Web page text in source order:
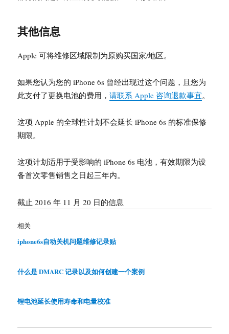
其他信息
Apple 可将维修区域限制为原购买国家/地区。
如果您认为您的 iPhone 6s 曾经出现过这个问题，且您为
此支付了更换电池的费用，请联系 Apple 咨询退款事宜。
这项 Apple 的全球性计划不会延长 iPhone 6s 的标准保修
期限。
这项计划适用于受影响的 iPhone 6s 电池，有效期限为设
备首次零售销售之日起三年内。
截止 2016 年 11 月 20 日的信息
相关
iphone6s自动关机问题维修记录贴
什么是 DMARC 记录以及如何创建一个案例
锂电池延长使用寿命和电量校准